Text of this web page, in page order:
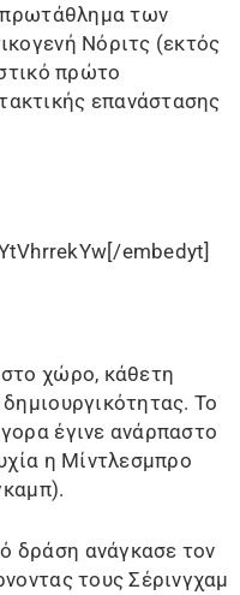
πρωτάθλημα των
Νόριτς (εκτός
πρώτο
επανάστασης
embedyt]
χώρο, κάθετη
Το
έγινε ανάρπαστο
η Μίντλεσμπρο
δράση ανάγκασε τον
τους Σέρινγχαμ